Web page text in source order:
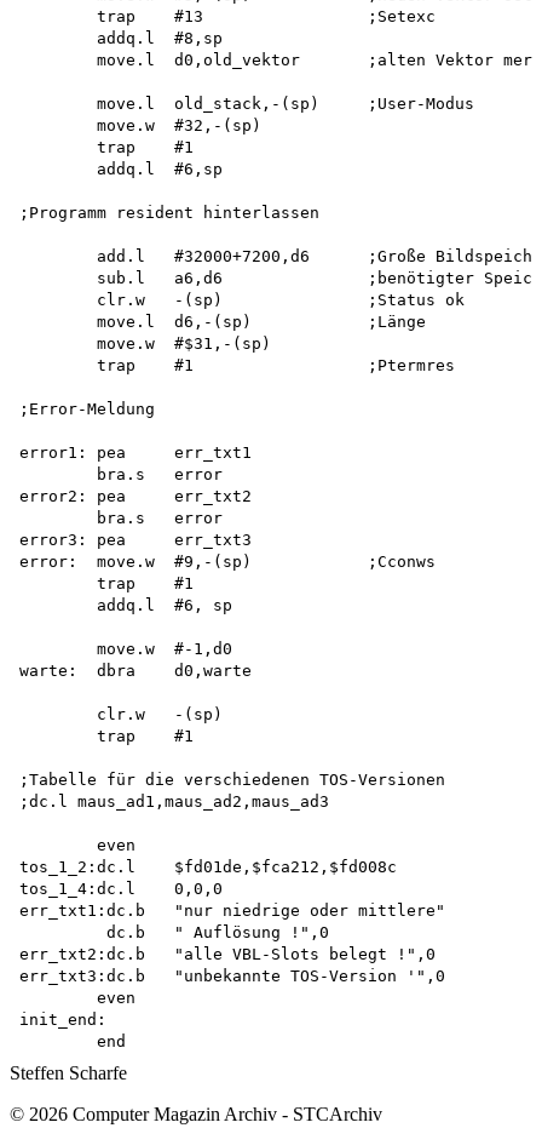
Steffen Scharfe
© 2026 Computer Magazin Archiv - STCArchiv